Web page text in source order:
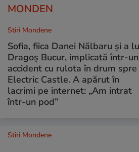
MONDEN
Stiri Mondene
Sofia, fiica Danei Nălbaru și a
Dragoș Bucur, implicată într-un
accident cu rulota în drum spre
Electric Castle. A apărut în
lacrimi pe internet: „Am intrat
într-un pod”
Stiri Mondene